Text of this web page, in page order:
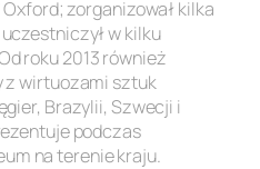
Oxford; zorganizował kilka
w kilku
roku 2013 również
z wirtuozami sztuk
Brazylii, Szwecji i
podczas
na terenie kraju.